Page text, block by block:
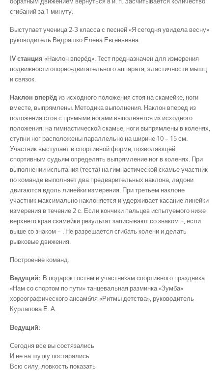
сгибаний за 1 минуту.
Выступает ученица 2-З класса с песней «Я сегодня увидела весну»
руководитель Ведрашко Елена Евгеньевна.
IV станция «Наклон вперёд». Тест предназначен для измерения
подвижности опорно-двигательного аппарата, эластичности мышц
и связок.
Наклон вперёд из исходного положения стоя на скамейке, ноги
вместе, выпрямлены. Методика выполнения. Наклон вперед из
положения стоя с прямыми ногами выполняется из исходного
положения: на гимнастической скамье, ноги выпрямлены в коленях,
ступни ног расположены параллельно на ширине 10 – 15 см.
Участник выступает в спортивной форме, позволяющей
спортивным судьям определять выпрямление ног в коленях. При
выполнении испытания (теста) на гимнастической скамье участник
по команде выполняет два предварительных наклона, ладони
двигаются вдоль линейки измерения. При третьем наклоне
участник максимально наклоняется и удерживает касание линейки
измерения в течение 2 с. Если кончики пальцев испытуемого ниже
верхнего края скамейки результат записывают со знаком +, если
выше cо знаком – . Не разрешается сгибать колени и делать
рывковые движения.
Построение команд.
Ведущий: В подарок гостям и участникам спортивного праздника
«Нам со спортом по пути» танцевальная разминка «Зумба»
хореографического ансамбля «Ритмы детства», руководитель
Курлапова Е. А.
Ведущий:
Сегодня все вы состязались
И не на шутку постарались
Всю силу, ловкость показать